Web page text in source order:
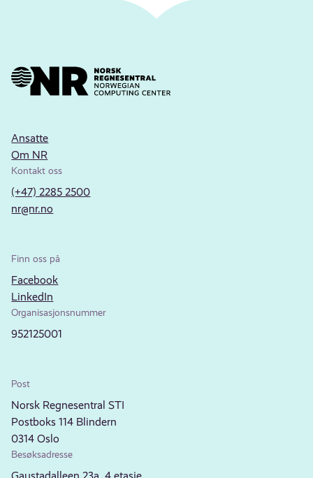
Ansatte
Om NR
Kontakt oss
(+47) 2285 2500
nr@nr.no
Finn oss på
Facebook
LinkedIn
Organisasjonsnummer
952125001
Post
Norsk Regnesentral STI
Postboks 114 Blindern
0314 Oslo
Besøksadresse
Gaustadalleen 23a, 4.etasje